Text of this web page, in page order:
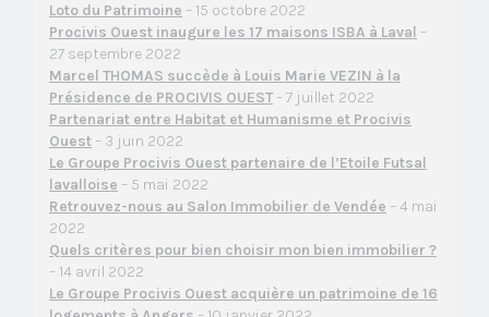
Loto du Patrimoine – 15 octobre 2022
Procivis Ouest inaugure les 17 maisons ISBA à Laval –
27 septembre 2022
Marcel THOMAS succède à Louis Marie VEZIN à la
Présidence de PROCIVIS OUEST– 7 juillet 2022
Partenariat entre Habitat et Humanisme et Procivis
Ouest – 3 juin 2022
Le Groupe Procivis Ouest partenaire de l’Etoile Futsal
lavalloise – 5 mai 2022
Retrouvez-nous au Salon Immobilier de Vendée – 4 mai
2022
Quels critères pour bien choisir mon bien immobilier ?
– 14 avril 2022
Le Groupe Procivis Ouest acquière un patrimoine de 16